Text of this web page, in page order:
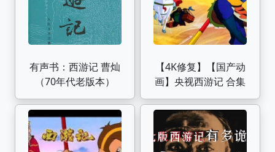
有声书：西游记 曹灿
（70年代老版本）
【4K修复】【国产动
画】央视西游记 合集